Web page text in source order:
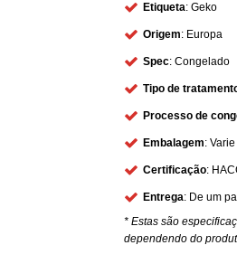
Etiqueta: Geko
Origem: Europa
Spec: Congelado
Tipo de
Processo de
Embalagem: Varie
Certificação:
Entrega: De um
* Estas são
dependendo do